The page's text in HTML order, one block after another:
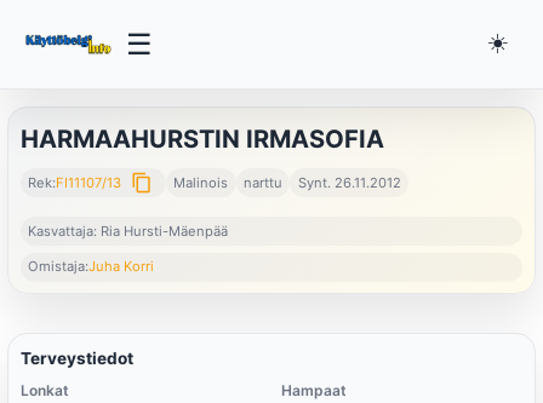
☰ ☀️
HARMAAHURSTIN IRMASOFIA
Rek:FI11107/13 content_copy Malinois narttu Synt. 26.11.2012
Kasvattaja: Ria Hursti-Mäenpää
Omistaja:Juha Korri
Terveystiedot
Lonkat
Hampaat